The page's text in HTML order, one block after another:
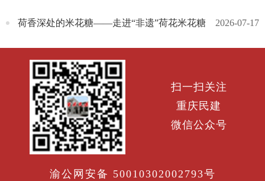
荷香深处的米花糖——走进“非遗”荷花米花糖 2026-07-17
扫一扫关注
重庆民建
微信公众号
渝公网安备 50010302002793号